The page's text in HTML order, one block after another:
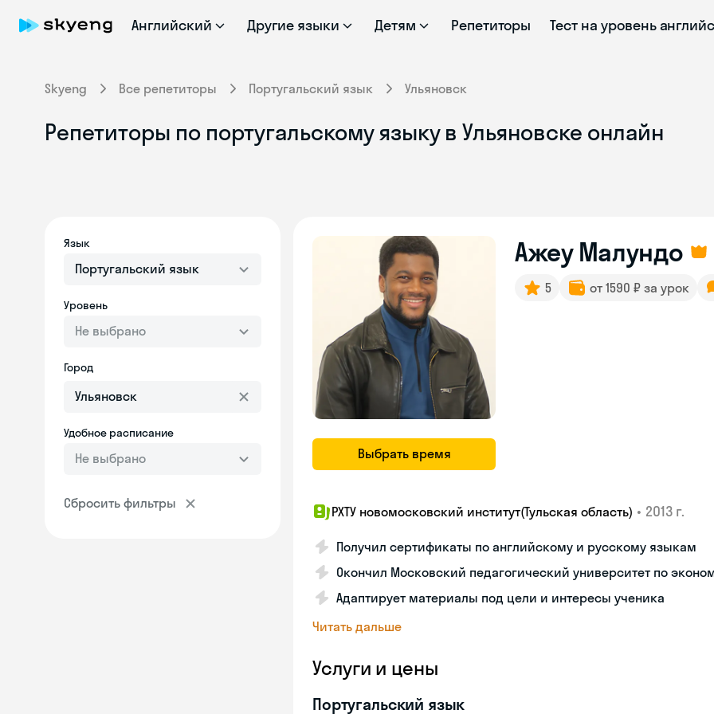
Английский Другие языки Детям Репетиторы Тест на уровень
Skyeng Все репетиторы Португальский язык Ульяновск
Репетиторы по португальскому языку в Ульяновске онлайн
Язык
Португальский язык
Уровень
Не выбрано
Город
Удобное расписание
Не выбрано
Сбросить фильтры
Выбрать время
Ажеу Малундо
5 от 1590 ₽ за урок
РХТУ новомосковский институт(Тульская область) • 2013 г.
Получил сертификаты по английскому и русскому языкам
Окончил Московский педагогический университет по
Адаптирует материалы под цели и интересы ученика
Читать дальше
Услуги и цены
Португальский язык